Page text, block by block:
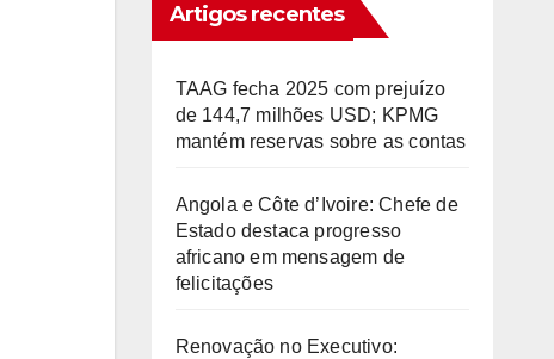
Artigos recentes
TAAG fecha 2025 com prejuízo
de 144,7 milhões USD; KPMG
mantém reservas sobre as contas
Angola e Côte d’Ivoire: Chefe de
Estado destaca progresso
africano em mensagem de
felicitações
Renovação no Executivo: